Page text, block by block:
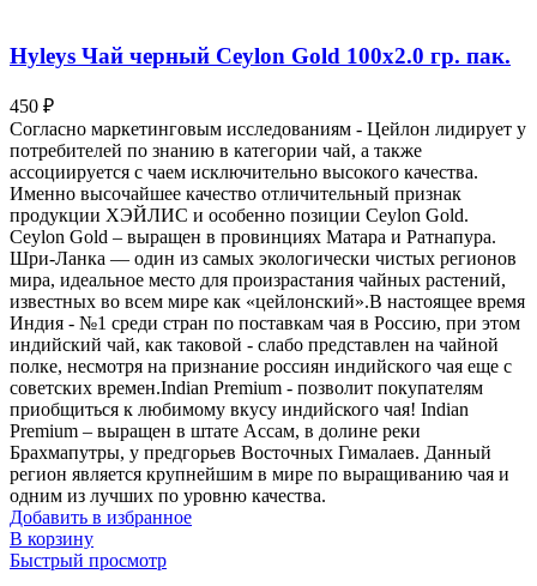
Hyleys Чай черный Ceylon Gold 100х2.0 гр. пак.
450 ₽
Согласно маркетинговым исследованиям - Цейлон лидирует у
потребителей по знанию в категории чай, а также
ассоциируется с чаем исключительно высокого качества.
Именно высочайшее качество отличительный признак
продукции ХЭЙЛИС и особенно позиции Ceylon Gold.
Ceylon Gold – выращен в провинциях Матара и Ратнапура.
Шри-Ланка — один из самых экологически чистых регионов
мира, идеальное место для произрастания чайных растений,
известных во всем мире как «цейлонский».В настоящее время
Индия - №1 среди стран по поставкам чая в Россию, при этом
индийский чай, как таковой - слабо представлен на чайной
полке, несмотря на признание россиян индийского чая еще с
советских времен.Indian Premium - позволит покупателям
приобщиться к любимому вкусу индийского чая! Indian
Premium – выращен в штате Ассам, в долине реки
Брахмапутры, у предгорьев Восточных Гималаев. Данный
регион является крупнейшим в мире по выращиванию чая и
одним из лучших по уровню качества.
Добавить в избранное
В корзину
Быстрый просмотр